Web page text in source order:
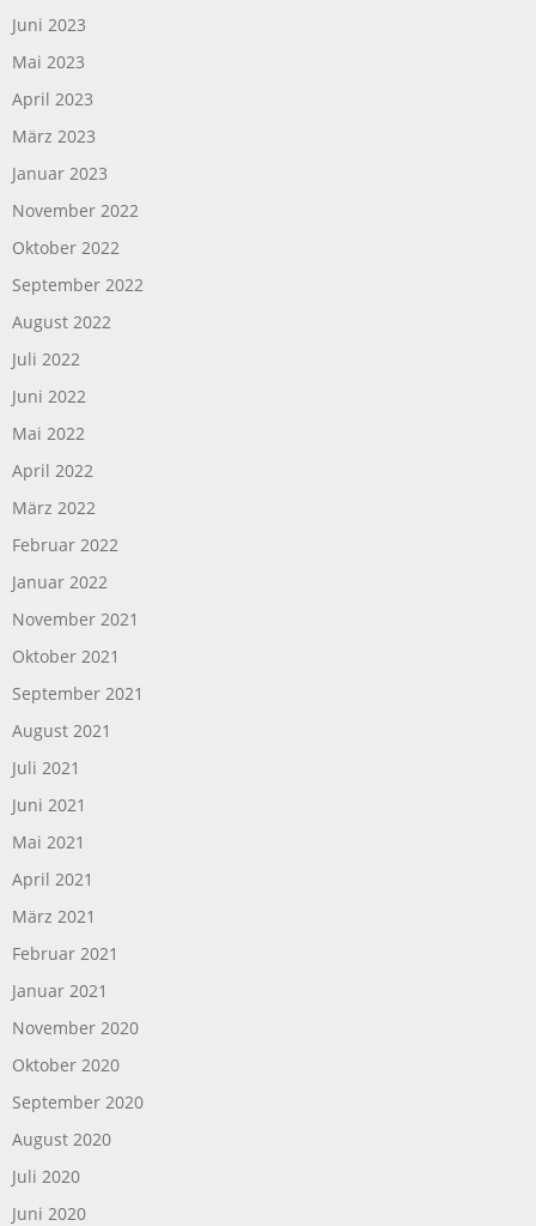
Juni 2023
Mai 2023
April 2023
März 2023
Januar 2023
November 2022
Oktober 2022
September 2022
August 2022
Juli 2022
Juni 2022
Mai 2022
April 2022
März 2022
Februar 2022
Januar 2022
November 2021
Oktober 2021
September 2021
August 2021
Juli 2021
Juni 2021
Mai 2021
April 2021
März 2021
Februar 2021
Januar 2021
November 2020
Oktober 2020
September 2020
August 2020
Juli 2020
Juni 2020